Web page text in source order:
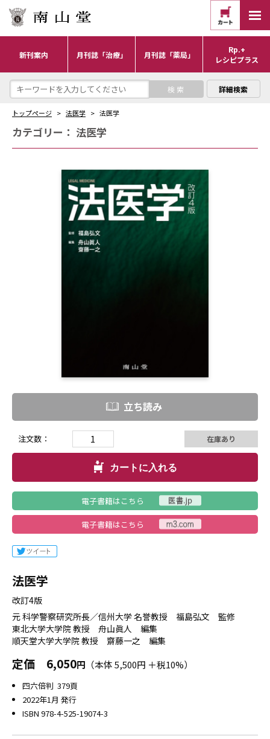
新刊案内 月刊誌「治療」 月刊誌「薬局」
Rp.+
レシピプラス
詳細検索
トップページ 法医学 法医学
カテゴリー： 法医学
立ち読み
注文数： 在庫あり
カートに入れる
電子書籍はこちら
電子書籍はこちら
法医学
改訂4版
元 科学警察研究所長／信州大学 名誉教授 福島弘文 監修
東北大学大学院 教授 舟山眞人 編集
順天堂大学大学院 教授 齋藤一之 編集
定価 6,050円 （本体 5,500円 ＋税10%）
四六倍判 379頁
2022年1月 発行
ISBN 978-4-525-19074-3